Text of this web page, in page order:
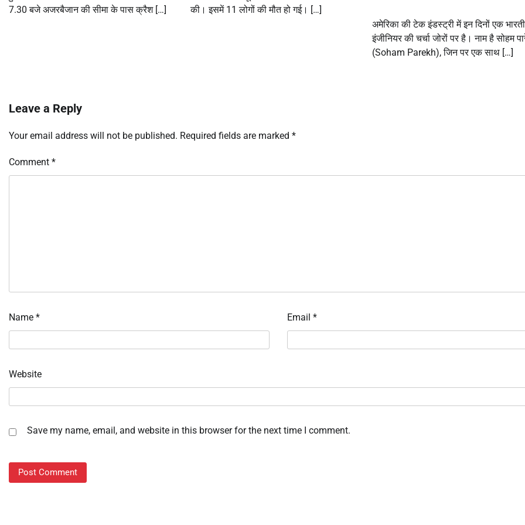
7.30 बजे अजरबैजान की सीमा के पास क्रैश […]
की। इसमें 11 लोगों की मौत हो गई। […]
अमेरिका की टेक इंडस्ट्री में इन दिनों एक
इंजीनियर की चर्चा जोरों पर है। नाम है सोहम
(Soham Parekh), जिन पर एक साथ […]
Leave a Reply
Your email address will not be published. Required fields are marked *
Comment *
Name * Email *
Website
Save my name, email, and website in this browser for the next time I comment.